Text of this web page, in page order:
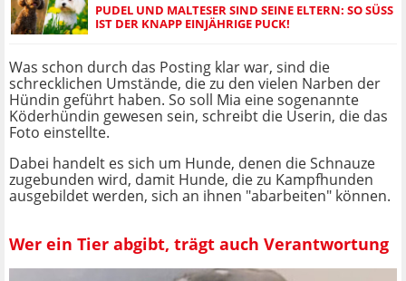
PUDEL UND MALTESER SIND SEINE ELTERN: SO SÜSS I
ST DER KNAPP EINJÄHRIGE PUCK!
Was schon durch das Posting klar war, sind die
schrecklichen Umstände, die zu den vielen Narben der
Hündin geführt haben. So soll Mia eine sogenannte
Köderhündin gewesen sein, schreibt die Userin, die das
Foto einstellte.
Dabei handelt es sich um Hunde, denen die Schnauze
zugebunden wird, damit Hunde, die zu Kampfhunden
ausgebildet werden, sich an ihnen "abarbeiten" können.
Wer ein Tier abgibt, trägt auch Verantwortung